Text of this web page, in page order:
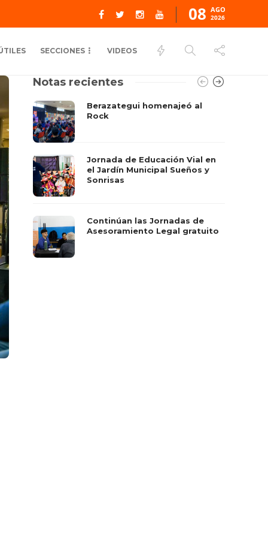
08 AGO
2026
SECCIONES VIDEOS
Notas recientes
Berazategui homenajeó al
Rock
Jornada de Educación Vial en
el Jardín Municipal Sueños y
Sonrisas
Continúan las Jornadas de
Asesoramiento Legal gratuito